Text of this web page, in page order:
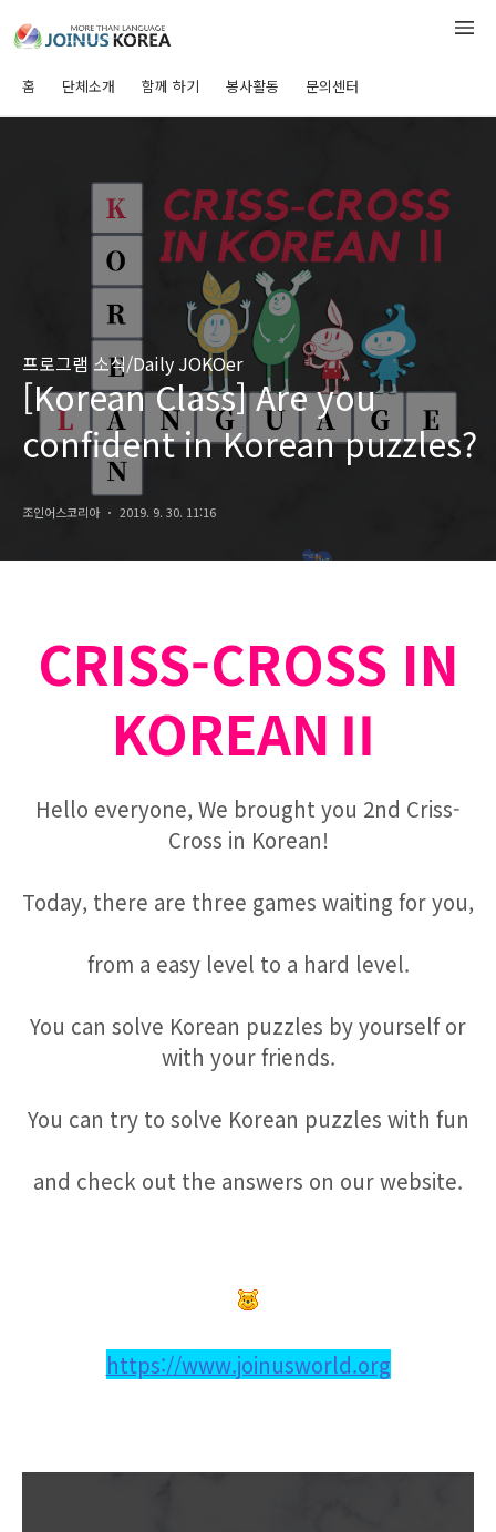
홈 단체소개 함께 하기 봉사활동 문의센터
프로그램 소식/Daily JOKOer
[Korean Class] Are you
confident in Korean puzzles?
조인어스코리아 2019. 9. 30. 11:16
CRISS-CROSS IN
KOREANⅡ
Hello everyone, We brought you 2nd Criss-
Cross in Korean!
Today, there are three games waiting for you,
from a easy level to a hard level.
You can solve Korean puzzles by yourself or
with your friends.
You can try to solve Korean puzzles with fun
and check out the answers on our website.
https://www.joinusworld.org